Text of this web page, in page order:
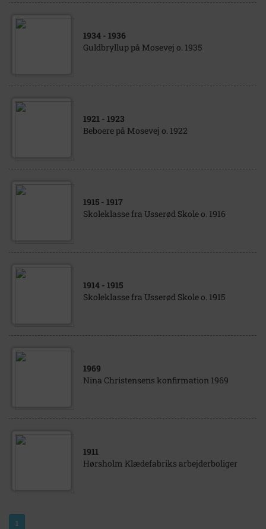
1934 - 1936
Guldbryllup på Mosevej o. 1935
1921 - 1923
Beboere på Mosevej o. 1922
1915 - 1917
Skoleklasse fra Usserød Skole o. 1916
1914 - 1915
Skoleklasse fra Usserød Skole o. 1915
1969
Nina Christensens konfirmation 1969
1911
Hørsholm Klædefabriks arbejderboliger
1